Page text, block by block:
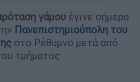
γάμου έγινε σήμερα
Πανεπιστημιούπολη του
στο Ρέθυμνο μετά από
τμήματος